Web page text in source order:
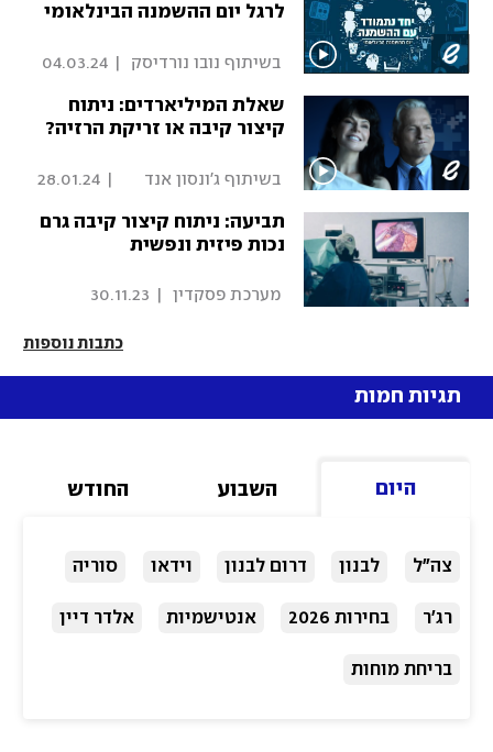
לרגל יום ההשמנה הבינלאומי
בשיתוף נובו נורדיסק 04.03.24
שאלת המיליארדים: ניתוח
קיצור קיבה או זריקת הרזיה?
28.01.24
תביעה: ניתוח קיצור קיבה גרם
נכות פיזית ונפשית
מערכת פסקדין 30.11.23
כתבות נוספות
תגיות חמות
היום השבוע החודש
צה"ל לבנון דרום לבנון וידאו סוריה
רג'ר בחירות 2026 אנטישמיות אלדר דיין
בריחת מוחות